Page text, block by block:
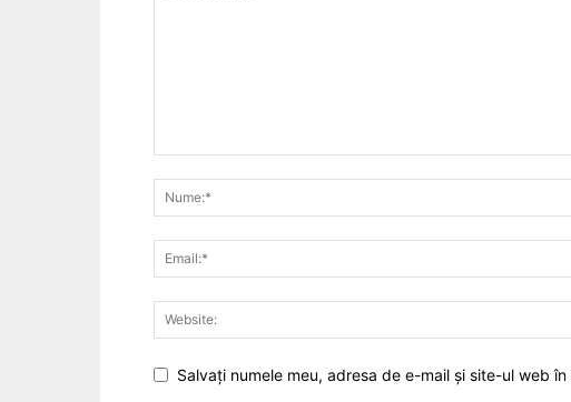
Salvați numele meu, adresa de e-mail și site-ul web